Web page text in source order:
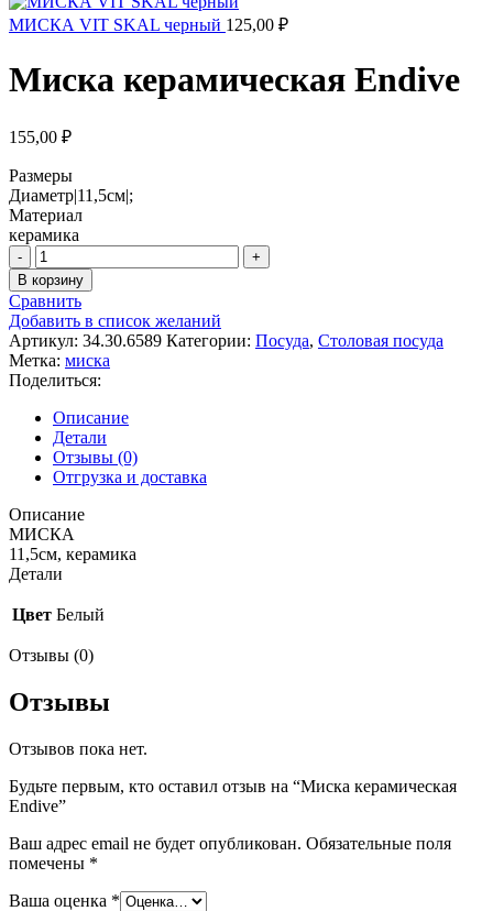
МИСКА VIT SKAL черный 125,00 ₽
Миска керамическая Endive
155,00 ₽
Размеры
Диаметр|11,5см|;
Материал
керамика
Количество
товара
Миска
керамическая
Endive
В корзину
Сравнить
Добавить в список желаний
Артикул: 34.30.6589 Категории: Посуда, Столовая посуда
Метка: миска
Поделиться:
Описание
Детали
Отзывы (0)
Отгрузка и доставка
Описание
МИСКА
11,5см, керамика
Детали
Цвет Белый
Отзывы (0)
Отзывы
Отзывов пока нет.
Будьте первым, кто оставил отзыв на “Миска керамическая
Endive”
Ваш адрес email не будет опубликован. Обязательные поля
помечены *
Ваша оценка *